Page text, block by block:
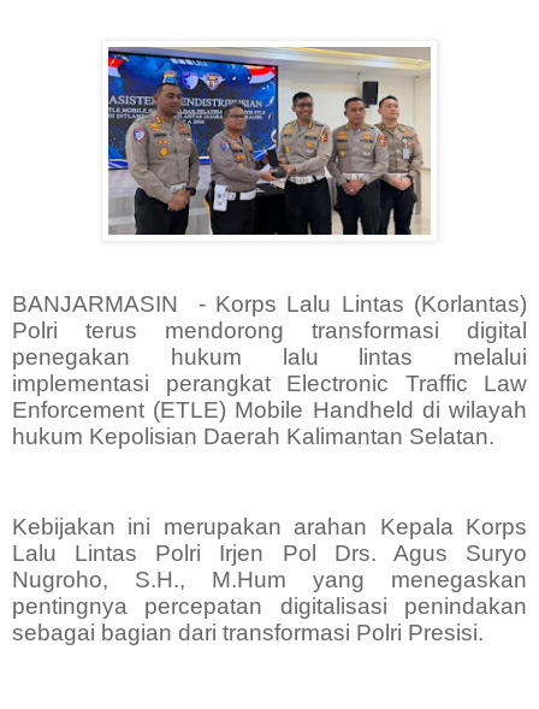
BANJARMASIN
- Korps Lalu Lintas (Korlantas)
Polri terus mendorong transformasi digital
penegakan hukum lalu lintas melalui
implementasi perangkat Electronic Traffic Law
Enforcement (ETLE) Mobile Handheld di wilayah
hukum Kepolisian Daerah Kalimantan Selatan.
Kebijakan ini merupakan arahan Kepala Korps
Lalu Lintas Polri Irjen Pol Drs. Agus Suryo
Nugroho, S.H., M.Hum yang menegaskan
pentingnya percepatan digitalisasi penindakan
sebagai bagian dari transformasi Polri Presisi.